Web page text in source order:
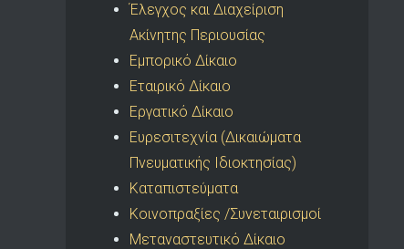
Έλεγχος και Διαχείριση
Ακίνητης Περιουσίας
Εμπορικό Δίκαιο
Εταιρικό Δίκαιο
Εργατικό Δίκαιο
Ευρεσιτεχνία (Δικαιώματα
Πνευματικής Ιδιοκτησίας)
Καταπιστεύματα
Κοινοπραξίες /Συνεταιρισμοί
Μεταναστευτικό Δίκαιο